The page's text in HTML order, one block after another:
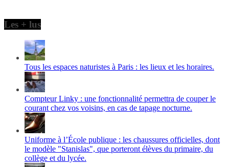
Les + lus
Tous les espaces naturistes à Paris : les lieux et les horaires.
Compteur Linky : une fonctionnalité permettra de couper le
courant chez vos voisins, en cas de tapage nocturne.
Uniforme à l’École publique : les chaussures officielles, dont
le modèle "Stanislas", que porteront élèves du primaire, du
collège et du lycée.